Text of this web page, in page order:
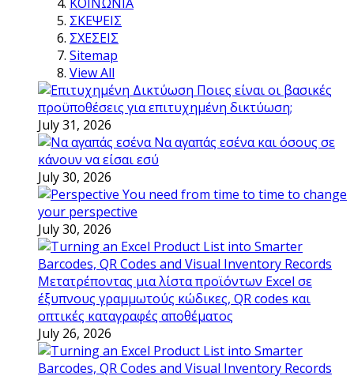
ΣΚΕΨΕΙΣ
ΣΧΕΣΕΙΣ
Sitemap
View All
Ποιες είναι οι βασικές
προϋποθέσεις για επιτυχημένη δικτύωση;
July 31, 2026
Να αγαπάς εσένα και όσους σε
κάνουν να είσαι εσύ
July 30, 2026
You need from time to time to change
your perspective
July 30, 2026
Μετατρέποντας μια λίστα προϊόντων Excel σε
έξυπνους γραμμωτούς κώδικες, QR codes και
οπτικές καταγραφές αποθέματος
July 26, 2026